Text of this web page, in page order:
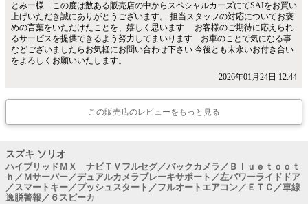
とみー様 この度は数ある販売店の中からスペシャルカーズにてSAIをお買い
上げいただき誠にありがとうございます。 担当スタッフの対応についてお褒
めの言葉をいただけたことを、嬉しく思います お客様のご期待に応えられ
るサービスを提供できるよう努力してまいります お車のことで気になる事
などございましたらお気軽にお問い合わせ下さい 今後とも末永いお付き合い
をよろしくお願いいたします。
2026年01月24日 12:44
この販売店のレビューをもっと見る
スズキ ソリオ
ハイブリッドＭＸ ナビＴＶフルセグ／バックカメラ／Ｂｌｕｅｔｏｏｔ
ｈ／Ｍサーバー／デュアルカメラブレーキサポート／左パワーライドドア
／スマートキー／プッシュスタート／フルオートエアコン／ＥＴＣ／車線
逸脱警報／６スピーカ